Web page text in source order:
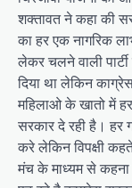
शक्तावत ने कहा की
का हर एक नागरिक
लेकर चलने वाली
दिया था लेकिन
महिलाओ के खातो में
सरकार दे रही है। हर
करे लेकिन विपक्षी
मंच के माध्यम से कहना